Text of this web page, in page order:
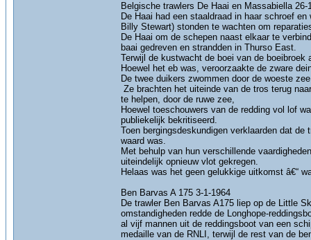
Belgische trawlers De Haai en Massabiella 26-
De Haai had een staaldraad in haar schroef
Billy Stewart) stonden te wachten om
De Haai om de schepen naast elkaar te
baai gedreven en strandden in Thurso East.
Terwijl de kustwacht de boei van de
Hoewel het eb was, veroorzaakte de zware
De twee duikers zwommen door de woeste
Ze brachten het uiteinde van de tros terug
te helpen, door de ruwe zee,
Hoewel toeschouwers van de redding vol lof
publiekelijk bekritiseerd.
Toen bergingsdeskundigen verklaarden dat
waard was.
Met behulp van hun verschillende
uiteindelijk opnieuw vlot gekregen.
Helaas was het geen gelukkige uitkomst â€“
Ben Barvas A 175 3-1-1964
De trawler Ben Barvas A175 liep op de Little
omstandigheden redde de Longhope-
al vijf mannen uit de reddingsboot van een
medaille van de RNLI, terwijl de rest van de